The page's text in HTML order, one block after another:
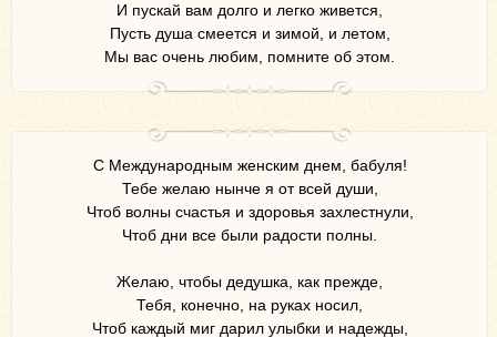
И пускай вам долго и легко живется,
Пусть душа смеется и зимой, и летом,
Мы вас очень любим, помните об этом.
С Международным женским днем, бабуля!
Тебе желаю нынче я от всей души,
Чтоб волны счастья и здоровья захлестнули,
Чтоб дни все были радости полны.
Желаю, чтобы дедушка, как прежде,
Тебя, конечно, на руках носил,
Чтоб каждый миг дарил улыбки и надежды,